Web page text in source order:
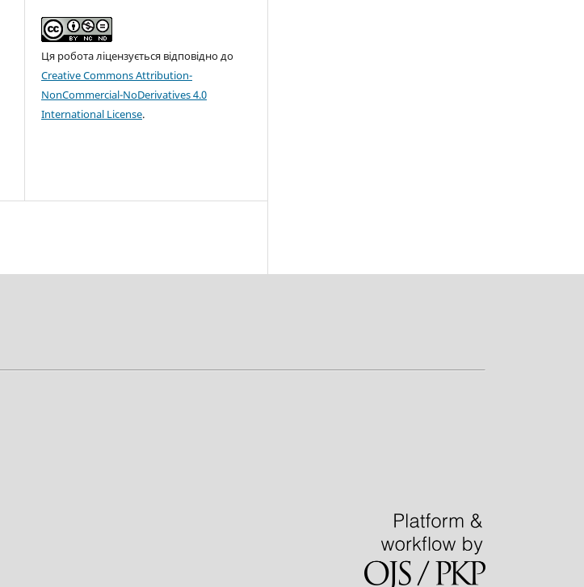
Ця робота ліцензується відповідно до
Creative Commons Attribution-
NonCommercial-NoDerivatives 4.0
International License.